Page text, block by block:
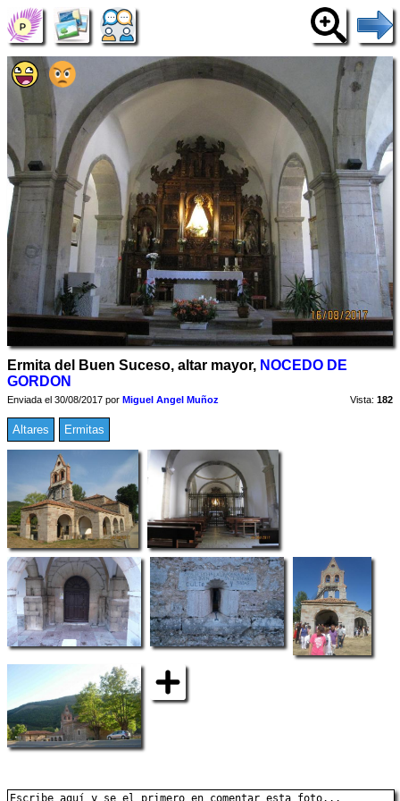
Ermita del Buen Suceso, altar mayor, NOCEDO DE
GORDON
Enviada el 30/08/2017 por Miguel Angel Muñoz Vista: 182
Altares Ermitas